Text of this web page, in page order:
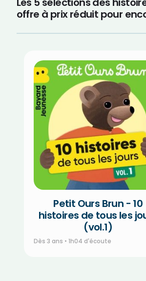
offre à prix réduit pour
Petit Ours Brun - 10
histoires de tous les
(vol.1)
Dès 3 ans • 1h04 d'écoute